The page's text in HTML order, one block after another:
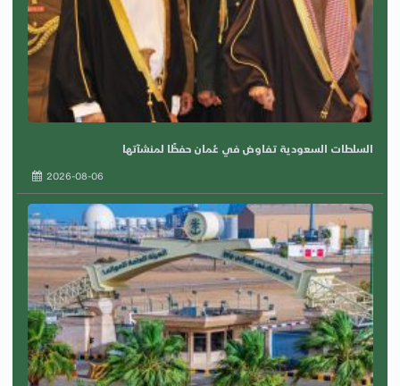
السلطات السعودية تفاوض في عُمان حفظًا لمنشآتها
2026-08-06